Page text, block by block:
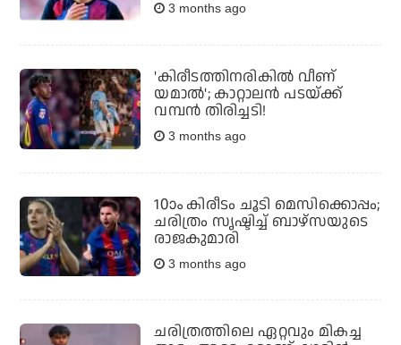
3 months ago
'കിരീടത്തിനരികില്‍ വീണ്
യമാല്‍'; കാറ്റാലന്‍ പടയ്ക്ക്
വമ്പന്‍ തിരിച്ചടി!
3 months ago
10ാം കിരീടം ചൂടി മെസിക്കൊപ്പം;
ചരിത്രം സൃഷ്ടിച്ച് ബാഴ്‌സയുടെ
രാജകുമാരി
3 months ago
ചരിത്രത്തിലെ ഏറ്റവും മികച്ച